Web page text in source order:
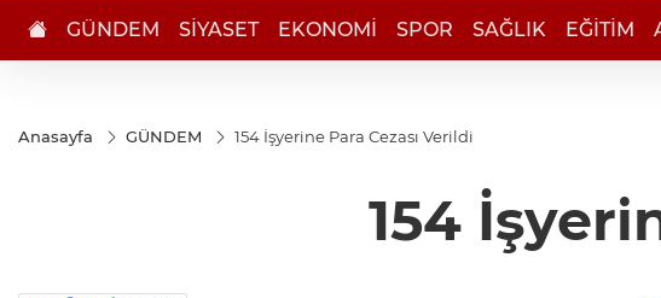
GÜNDEM SİYASET EKONOMİ SPOR SAĞLIK EĞİTİM
Anasayfa GÜNDEM 154 İşyerine Para Cezası Verildi
154